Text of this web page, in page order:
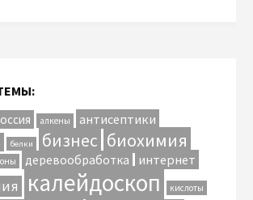
алкены антисептики
белки бизнес биохимия
деревообработка интернет
калейдоскоп кислоты